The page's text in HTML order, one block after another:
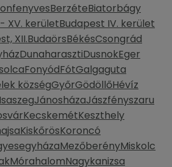
BerzéteBiatorbágy
XV. kerületBudapest IV. kerület
XII.BudaörsBékésCsongrád
DunaharasztiDusnokEger
FonyódFótGalgaguta
községGyőrGödöllőHévíz
IsaszegJánosházaJászfényszaru
KecskemétKeszthely
KiskőrösKoroncó
MezőberényMiskolc
MórahalomNagykanizsa